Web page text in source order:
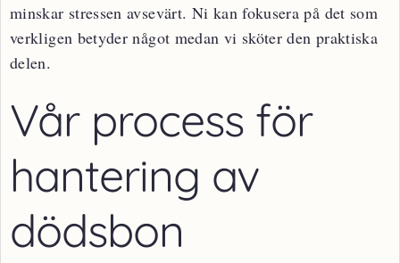
minskar stressen avsevärt. Ni kan fokusera på det som
verkligen betyder något medan vi sköter den praktiska
delen.
Vår process för
hantering av
dödsbon